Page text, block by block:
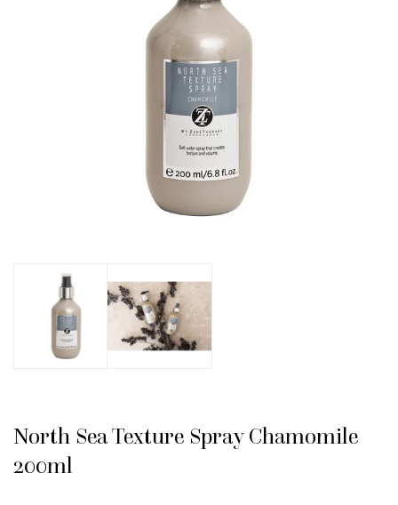
North Sea Texture Spray Chamomile
200ml